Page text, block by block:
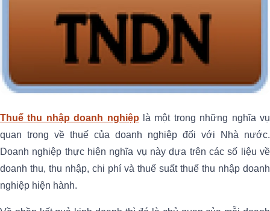
Thuế thu nhập doanh nghiệp
là một trong những nghĩa vụ
quan trọng về thuế của doanh nghiệp đối với Nhà nước.
Doanh nghiệp thực hiện nghĩa vụ này dựa trên các số liệu về
doanh thu, thu nhập, chi phí và thuế suất thuế thu nhập doanh
nghiệp hiện hành.